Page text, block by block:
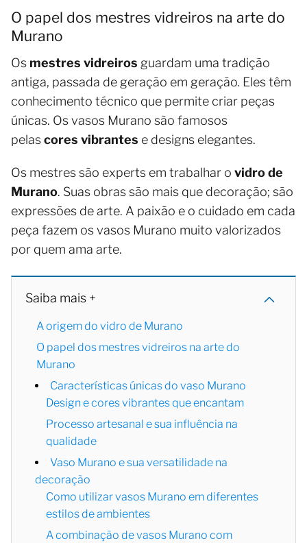
O papel dos mestres vidreiros na arte do
Murano
Os mestres vidreiros guardam uma tradição
antiga, passada de geração em geração. Eles têm
conhecimento técnico que permite criar peças
únicas. Os vasos Murano são famosos
pelascores vibrantes e designs elegantes.
Os mestres são experts em trabalhar o vidro de
Murano. Suas obras são mais que decoração; são
expressões de arte. A paixão e o cuidado em cada
peça fazem os vasos Murano muito valorizados
por quem ama arte.
Saiba mais +
A origem do vidro de Murano
O papel dos mestres vidreiros na arte do
Murano
Características únicas do vaso Murano
Design e cores vibrantes que encantam
Processo artesanal e sua influência na
qualidade
Vaso Murano e sua versatilidade na
decoração
Como utilizar vasos Murano em diferentes
estilos de ambientes
A combinação de vasos Murano com